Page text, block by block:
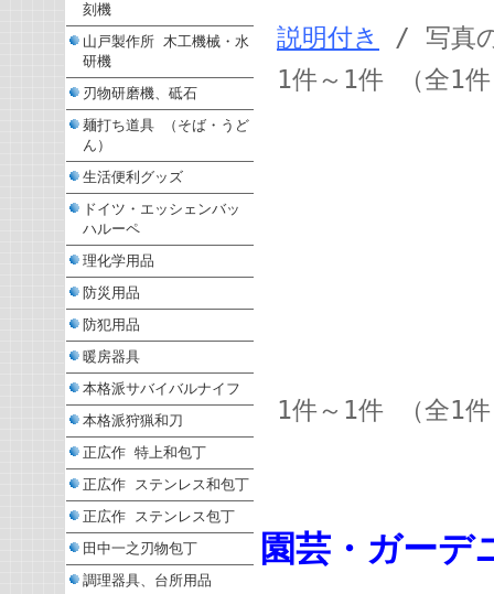
刻機
山戸製作所 木工機械・水
研機
刃物研磨機、砥石
麺打ち道具 （そば・うど
ん）
生活便利グッズ
ドイツ・エッシェンバッ
ハルーペ
理化学用品
防災用品
防犯用品
暖房器具
本格派サバイバルナイフ
本格派狩猟和刀
正広作 特上和包丁
正広作 ステンレス和包丁
正広作 ステンレス包丁
田中一之刃物包丁
調理器具、台所用品
説明付き
/ 写真
1件～1件 （全1
1件～1件 （全1
園芸・ガーデ